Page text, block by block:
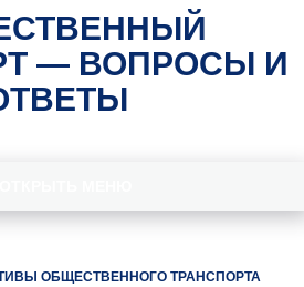
— ВОПРОСЫ И
ОБЩЕСТВЕННОГО ТРАНСПОРТА